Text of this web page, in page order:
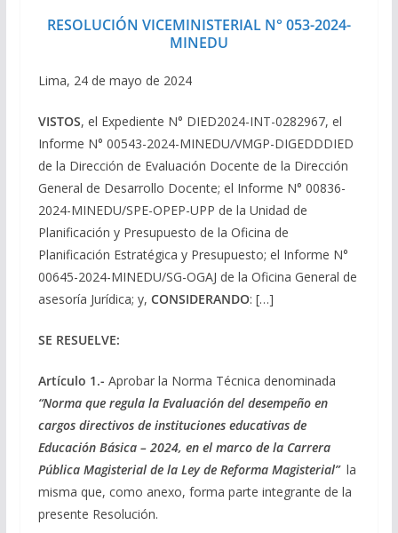
RESOLUCIÓN VICEMINISTERIAL N° 053-2024-
MINEDU
Lima, 24 de mayo de 2024
VISTOS, el Expediente N° DIED2024-INT-0282967, el
Informe N° 00543-2024-MINEDU/VMGP-DIGEDDDIED
de la Dirección de Evaluación Docente de la Dirección
General de Desarrollo Docente; el Informe N° 00836-
2024-MINEDU/SPE-OPEP-UPP de la Unidad de
Planificación y Presupuesto de la Oficina de
Planificación Estratégica y Presupuesto; el Informe N°
00645-2024-MINEDU/SG-OGAJ de la Oficina General de
asesoría Jurídica; y, CONSIDERANDO: […]
SE RESUELVE:
Artículo 1.- Aprobar la Norma Técnica denominada
“Norma que regula la Evaluación del desempeño en
cargos directivos de instituciones educativas de
Educación Básica – 2024, en el marco de la Carrera
Pública Magisterial de la Ley de Reforma Magisterial”la
misma que, como anexo, forma parte integrante de la
presente Resolución.